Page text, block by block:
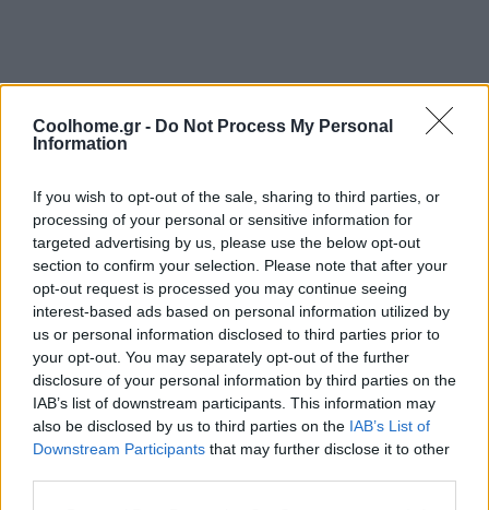
Coolhome.gr - Do Not Process My Personal
Information
If you wish to opt-out of the sale, sharing to third parties, or
processing of your personal or sensitive information for
targeted advertising by us, please use the below opt-out
section to confirm your selection. Please note that after your
opt-out request is processed you may continue seeing
interest-based ads based on personal information utilized by
us or personal information disclosed to third parties prior to
your opt-out. You may separately opt-out of the further
disclosure of your personal information by third parties on the
IAB’s list of downstream participants. This information may
also be disclosed by us to third parties on the IAB’s List of
Downstream Participants that may further disclose it to other
About Us
ΤΑΥΤΟΤΗΤΑ